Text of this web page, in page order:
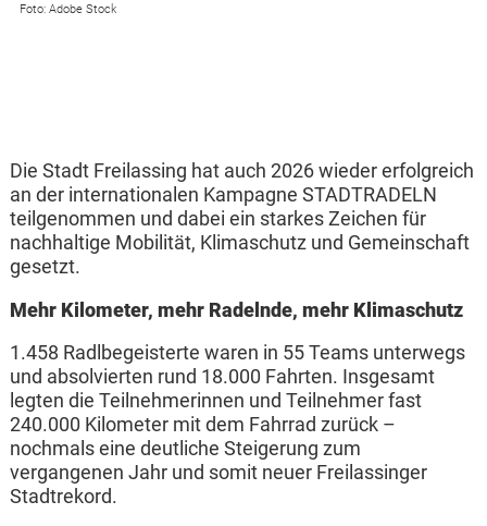
Foto: Adobe Stock
Die Stadt Freilassing hat auch 2026 wieder erfolgreich
an der internationalen Kampagne STADTRADELN
teilgenommen und dabei ein starkes Zeichen für
nachhaltige Mobilität, Klimaschutz und Gemeinschaft
gesetzt.
Mehr Kilometer, mehr Radelnde, mehr Klimaschutz
1.458 Radlbegeisterte waren in 55 Teams unterwegs
und absolvierten rund 18.000 Fahrten. Insgesamt
legten die Teilnehmerinnen und Teilnehmer fast
240.000 Kilometer mit dem Fahrrad zurück –
nochmals eine deutliche Steigerung zum
vergangenen Jahr und somit neuer Freilassinger
Stadtrekord.